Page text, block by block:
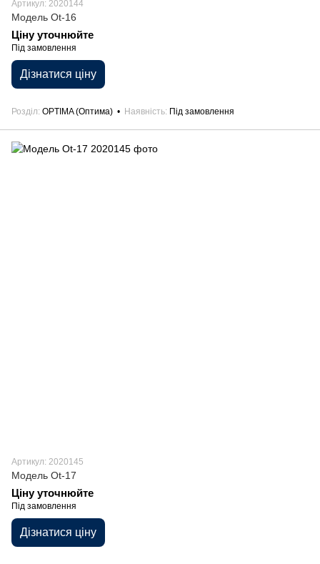
Артикул: 2020144
Модель Ot-16
Ціну уточнюйте
Під замовлення
Дізнатися ціну
Розділ OPTIMA (Оптима) Наявність Під замовлення
Артикул: 2020145
Модель Ot-17
Ціну уточнюйте
Під замовлення
Дізнатися ціну